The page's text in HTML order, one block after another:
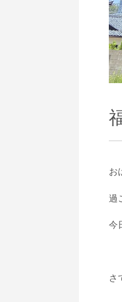
お
過
今
さ